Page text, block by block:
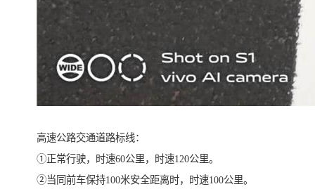
高速公路交通道路标线：
①正常行驶，时速60公里，时速120公里。
②当同前车保持100米安全距离时，时速100公里。